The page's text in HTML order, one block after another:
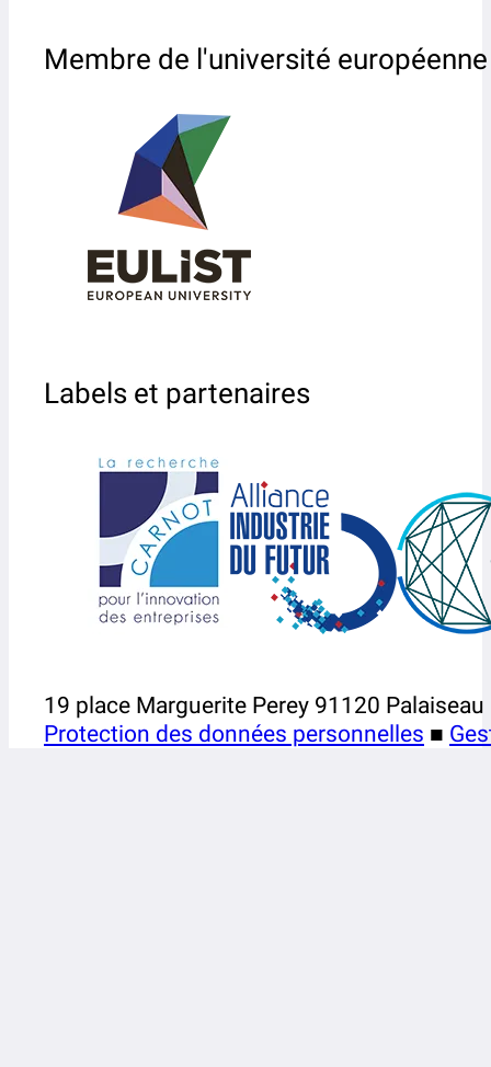
Membre de l'université européenne
Labels et partenaires
19 place Marguerite Perey 91120
Protection des données personnelles ■